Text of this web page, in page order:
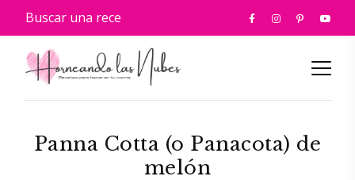
Panna Cotta (o Panacota) de
melón